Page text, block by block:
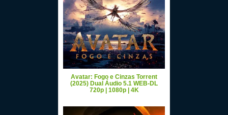
Avatar: Fogo e Cinzas Torrent
(2025) Dual Áudio 5.1 WEB-DL
720p | 1080p | 4K